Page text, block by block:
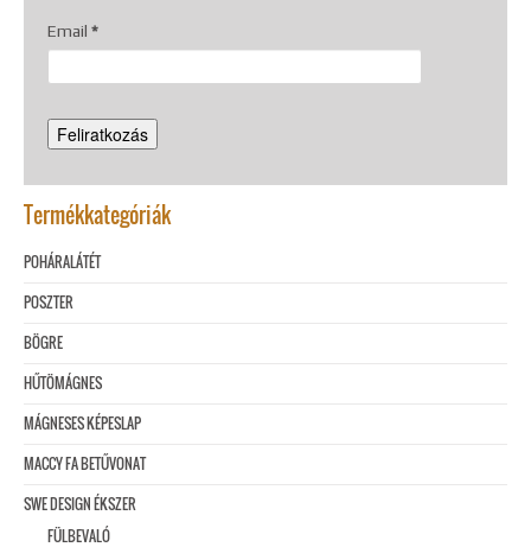
Email *
Termékkategóriák
POHÁRALÁTÉT
POSZTER
BÖGRE
HŰTÖMÁGNES
MÁGNESES KÉPESLAP
MACCY FA BETŰVONAT
SWE DESIGN ÉKSZER
FÜLBEVALÓ